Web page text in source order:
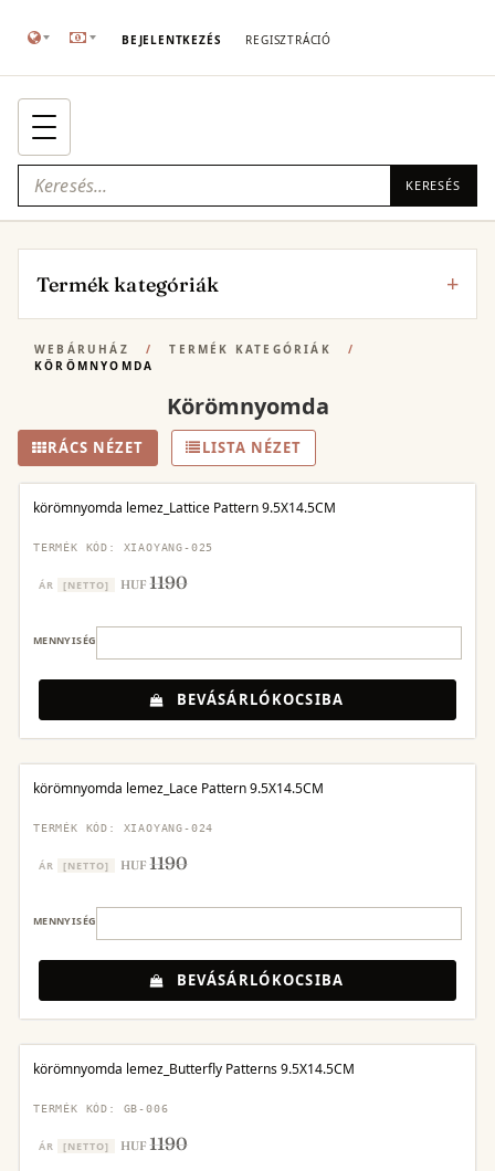
BEJELENTKEZÉS REGISZTRÁCIÓ
KERESÉS
Termék kategóriák
WEBÁRUHÁZ / TERMÉK KATEGÓRIÁK
/
KÖRÖMNYOMDA
Körömnyomda
RÁCS NÉZET LISTA NÉZET
körömnyomda lemez_Lattice Pattern 9.5X14.5CM
TERMÉK KÓD: XIAOYANG-025
ÁR [NETTO] HUF1190
MENNYISÉG
BEVÁSÁRLÓKOCSIBA
körömnyomda lemez_Lace Pattern 9.5X14.5CM
TERMÉK KÓD: XIAOYANG-024
ÁR [NETTO] HUF1190
MENNYISÉG
BEVÁSÁRLÓKOCSIBA
körömnyomda lemez_Butterfly Patterns 9.5X14.5CM
TERMÉK KÓD: GB-006
ÁR [NETTO] HUF1190